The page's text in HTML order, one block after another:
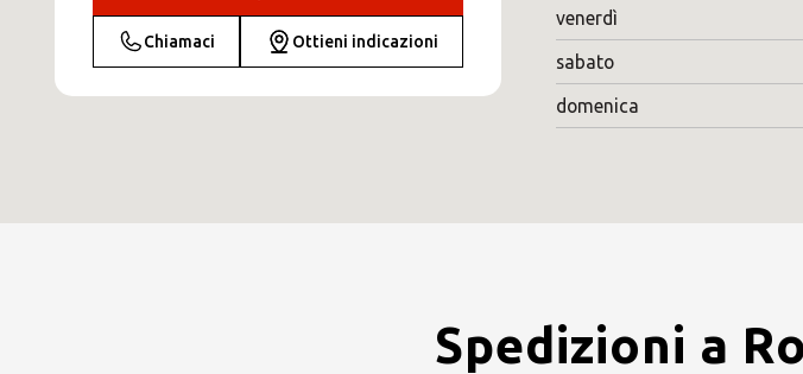
Chiamaci Ottieni indicazioni
venerdì
sabato
domenica
Spedizioni a